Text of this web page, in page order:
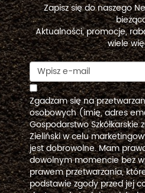
Zapisz się do naszego
Aktualności, promocje,
wiele
Zgadzam się na
osobowych (imię, adres
Gospodarstwo Szkółkarskie
Zieliński w celu
jest dobrowolne. Mam
dowolnym momencie bez
prawem przetwarzania,
podstawie zgody przed jej